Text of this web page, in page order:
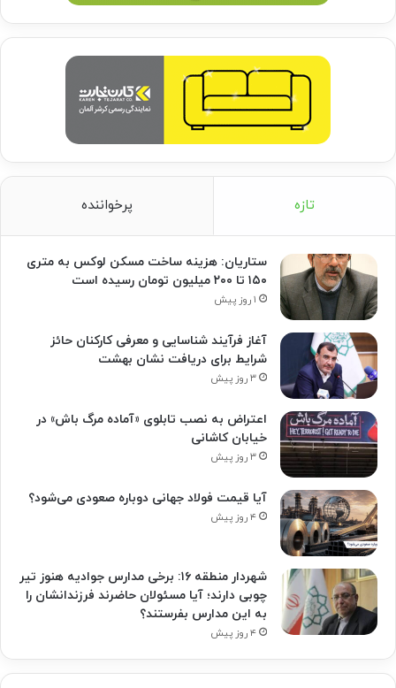
تازه پرخواننده
ستاریان: هزینه ساخت مسکن لوکس به متری
۱۵۰ تا ۲۰۰ میلیون تومان رسیده است
۱ روز پیش
آغاز فرآیند شناسایی و معرفی کارکنان حائز
شرایط برای دریافت نشان بهشت
۳ روز پیش
اعتراض به نصب تابلوی «آماده مرگ باش» در
خیابان کاشانی
۳ روز پیش
آیا قیمت فولاد جهانی دوباره صعودی می‌شود؟
۴ روز پیش
شهردار منطقه ۱۶: برخی مدارس جوادیه هنوز تیر
چوبی دارند؛ آیا مسئولان حاضرند فرزندانشان را
به این مدارس بفرستند؟
۴ روز پیش